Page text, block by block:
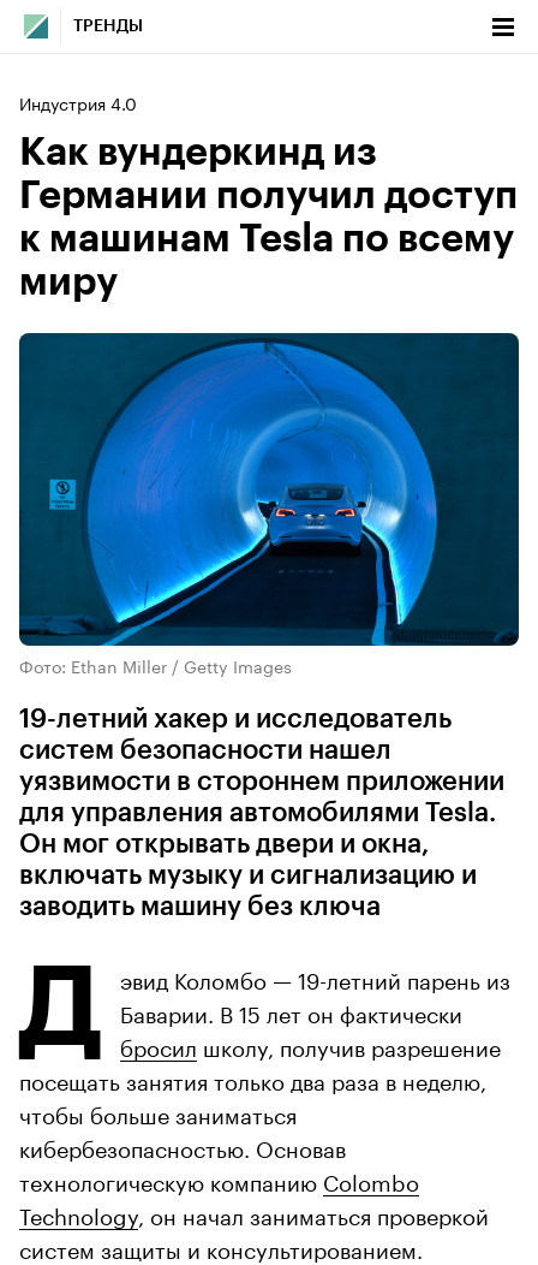
ТРЕНДЫ
Индустрия 4.0
Как вундеркинд из
Германии получил доступ
к машинам Tesla по всему
миру
Фото: Ethan Miller / Getty Images
19-летний хакер и исследователь
систем безопасности нашел
уязвимости в стороннем приложении
для управления автомобилями Tesla.
Он мог открывать двери и окна,
включать музыку и сигнализацию и
заводить машину без ключа
Д эвид Коломбо — 19-летний парень из
Баварии. В 15 лет он фактически
бросил школу, получив разрешение
посещать занятия только два раза в неделю,
чтобы больше заниматься
кибербезопасностью. Основав
технологическую компанию Colombo
Technology , он начал заниматься проверкой
систем защиты и консультированием.